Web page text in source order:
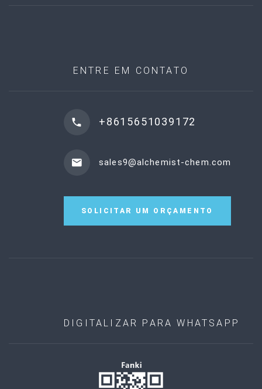
ENTRE EM CONTATO
+8615651039172
sales9@alchemist-chem.com
SOLICITAR UM ORÇAMENTO
DIGITALIZAR PARA WHATSAPP